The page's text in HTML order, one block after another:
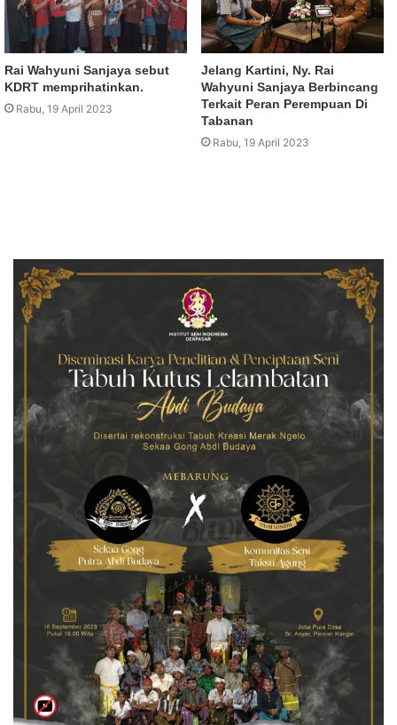
Rai Wahyuni Sanjaya sebut
KDRT memprihatinkan.
Rabu, 19 April 2023
Jelang Kartini, Ny. Rai
Wahyuni Sanjaya Berbincang
Terkait Peran Perempuan Di
Tabanan
Rabu, 19 April 2023